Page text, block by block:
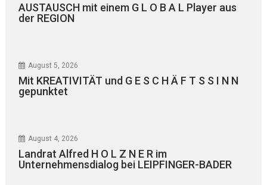
AUSTAUSCH mit einem G L O B A L Player aus
der REGION
August 5, 2026
Mit KREATIVITÄT und G E S C H Ä F T S S I N N
gepunktet
August 4, 2026
Landrat Alfred H O L Z N E R im
Unternehmensdialog bei LEIPFINGER-BADER